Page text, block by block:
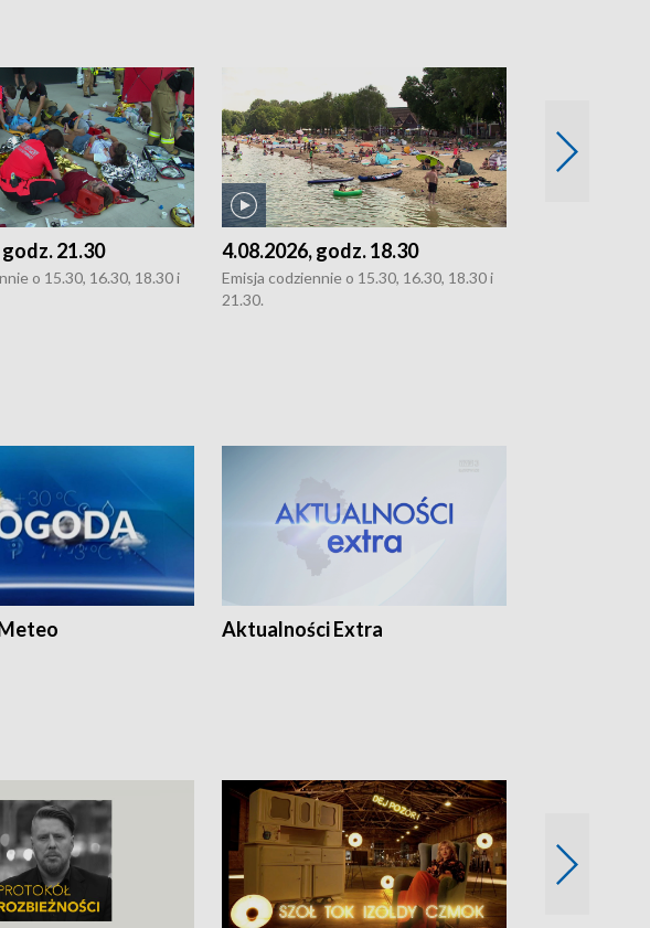
21.30
o 15.30, 16.30, 18.30 i
4.08.2026, godz. 18.30
Emisja codziennie o 15.30, 16.30, 18.30 i
21.30.
Aktualności Extra